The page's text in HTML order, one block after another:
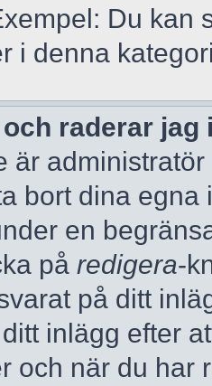
Du kan
i denna
raderar jag
är
bort dina
en
på redigera-
på ditt
inlägg efter
och när du har